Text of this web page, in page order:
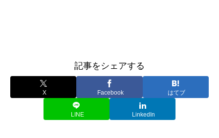
記事をシェアする
X Facebook はてブ
LINE LinkedIn